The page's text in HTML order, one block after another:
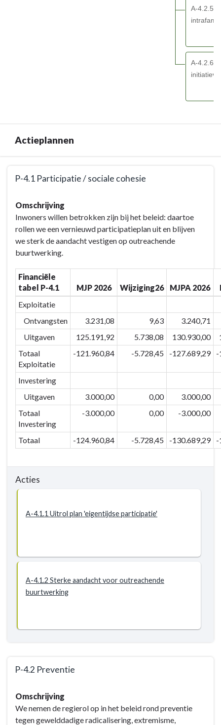
A-4.2.5
A-4.2.6
Actieplannen
Veilig
Actieplannen
P-4.1 Participatie / sociale cohesie
naar
navigatie
BD-
Veilig
verbonden
Eeklo
Actieplannen
Participatie
sociale
cohesie
Omschrijving
Inwoners willen betrokken zijn bij het beleid: daartoe
rollen we een vernieuwd participatieplan uit en blijven
we sterk de aandacht vestigen op outreachende
buurtwerking.
Financiële
tabel P-4.1
MJP 2026 Wijziging26 MJPA 2026
Exploitatie
Ontvangsten
3.231,08 9,63
3.240,71
Uitgaven
125.191,92 5.738,08 130.930,00
Totaal
Exploitatie
-121.960,84 -5.728,45 -127.689,29 -
Investering
Uitgaven
3.000,00 0,00
3.000,00
Totaal
Investering
-3.000,00 0,00 -3.000,00
Totaal -124.960,84 -5.728,45 -130.689,29 -
Acties
A-4.1.1 Uitrol plan 'eigentijdse participatie'
A-4.1.2 Sterke aandacht voor outreachende
buurtwerking
P-4.2 Preventie
naar
navigatie
Omschrijving
We nemen de regierol op in het beleid rond preventie
tegen gewelddadige radicalisering, extremisme,